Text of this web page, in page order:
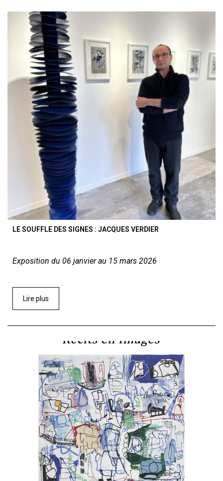
LE SOUFFLE DES SIGNES : JACQUES VERDIER
Exposition du 06 janvier au 15 mars 2026
Lire plus